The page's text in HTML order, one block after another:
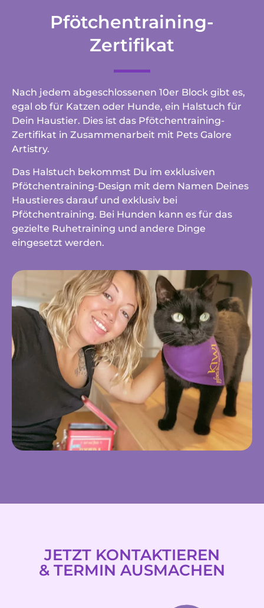
Pfötchentraining-
Zertifikat
Nach jedem abgeschlossenen 10er Block gibt es,
egal ob für Katzen oder Hunde, ein Halstuch für
Dein Haustier. Dies ist das Pfötchentraining-
Zertifikat in Zusammenarbeit mit Pets Galore
Artistry.
Das Halstuch bekommst Du im exklusiven
Pfötchentraining-Design mit dem Namen Deines
Haustieres darauf und exklusiv bei
Pfötchentraining. Bei Hunden kann es für das
gezielte Ruhetraining und andere Dinge
eingesetzt werden.
JETZT KONTAKTIEREN
& TERMIN AUSMACHEN
findest Du unter
Datenschutz
Bitte bestätigen Sie Ihre Anfrage.*
Anmelden
Marketing von
ActiveCampaign